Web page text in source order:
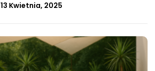
13 Kwietnia, 2025